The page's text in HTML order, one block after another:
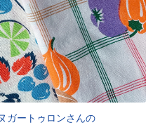
ガートゥロンさんの